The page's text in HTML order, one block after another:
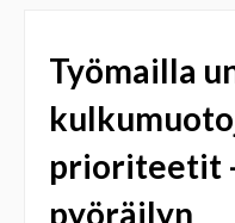
Työmailla
prioriteetit
pyöräilyn